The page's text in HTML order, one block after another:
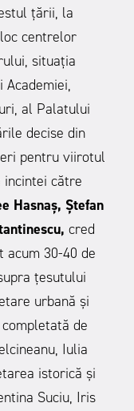
țării, la
centrelor
situația
al Palatului
decise din
pentru viirotul
incintei către
Hasnaș, Ștefan
cred
acum 30-40 de
țesutului
urbană și
de
Iulia
istorică și
Suciu, Iris